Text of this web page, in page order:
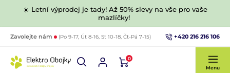
☀️ Letní výprodej je tady! Až 50% slevy na vše pro vaše
mazlíčky!
Zavolejte nám (Po 9-17, Út 8-16, St 10-18, Čt-Pá 7-15) +420 216 216 106
0
Menu